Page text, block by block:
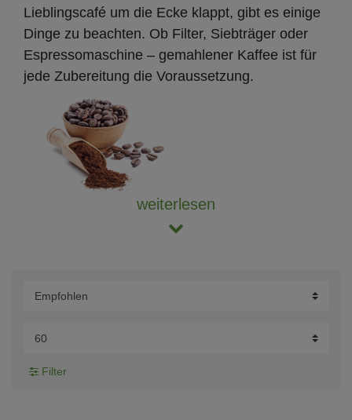
Lieblingscafé um die Ecke klappt, gibt es einige
Dinge zu beachten. Ob Filter, Siebträger oder
Espressomaschine – gemahlener Kaffee ist für
jede Zubereitung die Voraussetzung.
weiterlesen
Filter